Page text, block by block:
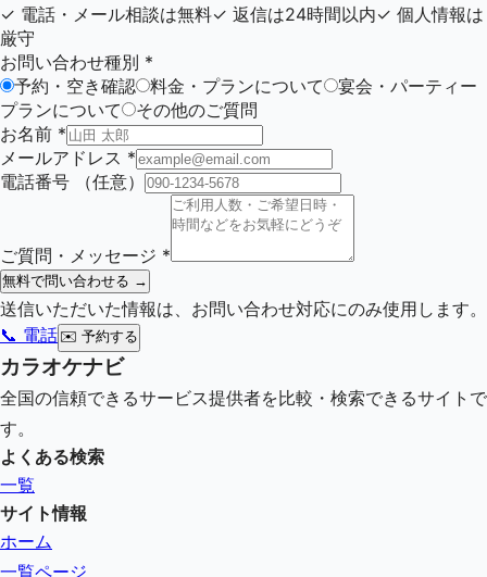
✓ 電話・メール相談は無料✓ 返信は24時間以内✓ 個人情報は
厳守
お問い合わせ種別 *
予約・空き確認
料金・プランについて
宴会・パーティー
プランについて
その他のご質問
お名前 *
メールアドレス *
電話番号
（任意）
ご質問・メッセージ *
無料で問い合わせる →
送信いただいた情報は、お問い合わせ対応にのみ使用します。
📞 電話 ✉️ 予約する
カラオケナビ
全国の信頼できるサービス提供者を比較・検索できるサイトで
す。
よくある検索
一覧
サイト情報
ホーム
一覧ページ